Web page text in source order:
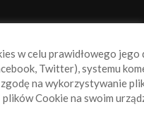
w celu prawidłowego
Twitter), systemu
na wykorzystywanie
plików Cookie na swoim